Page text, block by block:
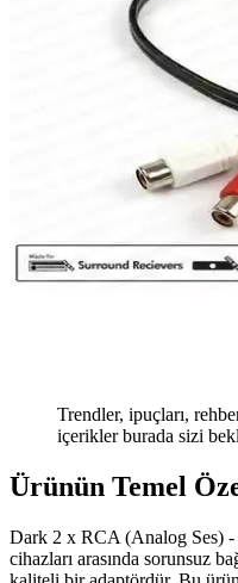
Trendler, ipuçları,
içerikler burada sizi
Ürünün Temel
Dark 2 x RCA (Analog Ses) -
cihazları arasında sorunsuz